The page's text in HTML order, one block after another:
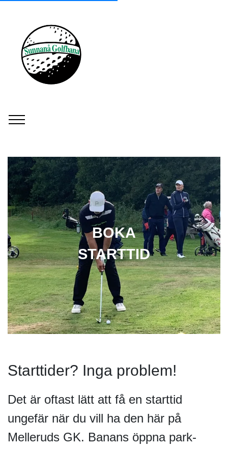
BOKA
STARTTID
Starttider? Inga problem!
Det är oftast lätt att få en starttid
ungefär när du vill ha den här på
Melleruds GK. Banans öppna park-